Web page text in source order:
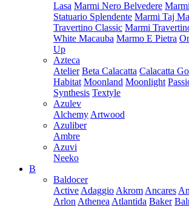
Lasa Marmi Nero Belvedere
Statuario Splendente Marmi Taj
Travertino Classic Marmi
White Macauba Marmo E Pietra
Up
Azteca
Atelier Beta Calacatta Calacatta
Habitat Moonland Moonlight
Synthesis Textyle
Azulev
Alchemy Artwood
Azuliber
Ambre
Azuvi
Neeko
B
Baldocer
Active Adaggio Akrom Ancares
Arlon Athenea Atlantida Baker